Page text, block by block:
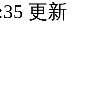
更新